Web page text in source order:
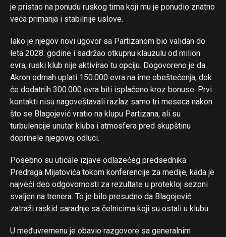
je pristao na ponudu ruskog tima koji mu je ponudio znatno
veća primanja i stabilnije uslove.
Iako je njegov novi ugovor sa Partizanom bio validan do
leta 2028. godine i sadržao otkupnu klauzulu od milion
evra, ruski klub nije aktivirao tu opciju. Dogovoreno je da
Akron odmah uplati 150.000 evra na ime obeštećenja, dok
će dodatnih 300.000 evra biti isplaćeno kroz bonuse. Prvi
kontakti nisu nagoveštavali razlaz samo tri meseca nakon
što se Blagojević vratio na klupu Partizana, ali su
turbulencije unutar kluba i atmosfera pred skupštinu
doprinele njegovoj odluci.
Posebno su uticale izjave odlazećeg predsednika
Predraga Mijatovića tokom konferencije za medije, kada je
najveći deo odgovornosti za rezultate u protekloj sezoni
svaljen na trenera. To je bilo presudno da Blagojević
zatraži raskid saradnje sa čelnicima koji su ostali u klubu.
U međuvremenu je obavio razgovore sa generalnim